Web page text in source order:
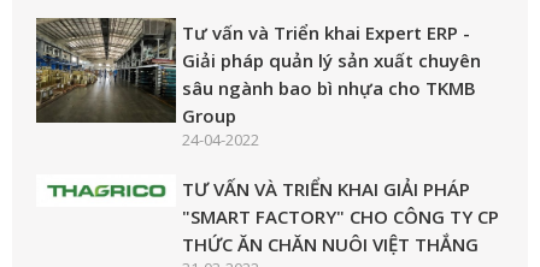
Tư vấn và Triển khai Expert ERP -
Giải pháp quản lý sản xuất chuyên
sâu ngành bao bì nhựa cho TKMB
Group
24-04-2022
TƯ VẤN VÀ TRIỂN KHAI GIẢI PHÁP
"SMART FACTORY" CHO CÔNG TY CP
THỨC ĂN CHĂN NUÔI VIỆT THẮNG